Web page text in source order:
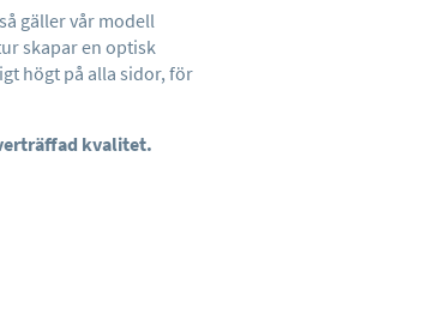
gäller vår modell
skapar en optisk
högt på alla sidor, för
kvalitet.